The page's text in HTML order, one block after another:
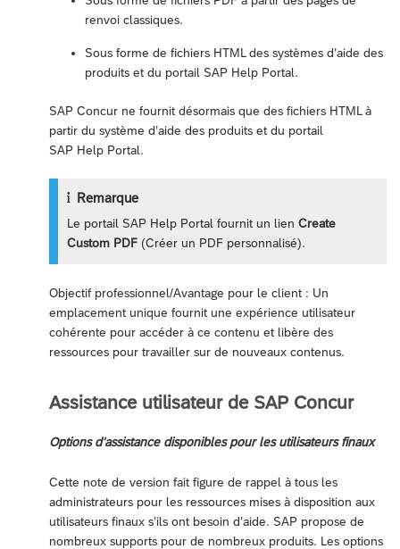
renvoi classiques.
Sous forme de fichiers HTML des systèmes d’aide des
produits et du portail SAP Help Portal.
SAP Concur ne fournit désormais que des fichiers HTML à
partir du système d’aide des produits et du portail
SAP Help Portal.
Remarque
Le portail SAP Help Portal fournit un lienCreate
Custom PDF (Créer un PDF personnalisé).
Objectif professionnel/Avantage pour le client : Un
emplacement unique fournit une expérience utilisateur
cohérente pour accéder à ce contenu et libère des
ressources pour travailler sur de nouveaux contenus.
Assistance utilisateur de SAP Concur
Options d’assistance disponibles pour les utilisateurs finaux
Cette note de version fait figure de rappel à tous les
administrateurs pour les ressources mises à disposition aux
utilisateurs finaux s’ils ont besoin d’aide. SAP propose de
nombreux supports pour de nombreux produits. Les options